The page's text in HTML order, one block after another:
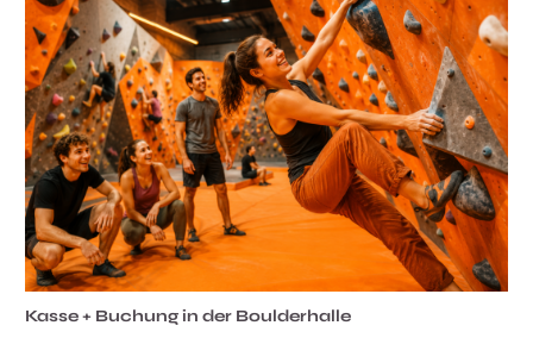
Kasse + Buchung in der Boulderhalle